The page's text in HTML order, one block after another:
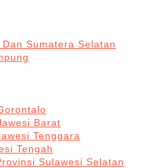
Sumatera Selatan
Barat
Tenggara
Tengah
Sulawesi Selatan